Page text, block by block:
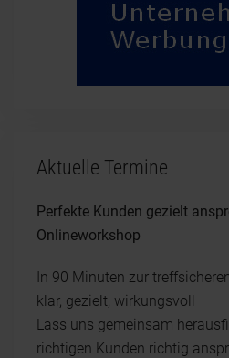
Aktuelle Termine
Perfekte Kunden gezielt
Onlineworkshop
In 90 Minuten zur
klar, gezielt, wirkungsvoll
Lass uns gemeinsam
richtigen Kunden richtig